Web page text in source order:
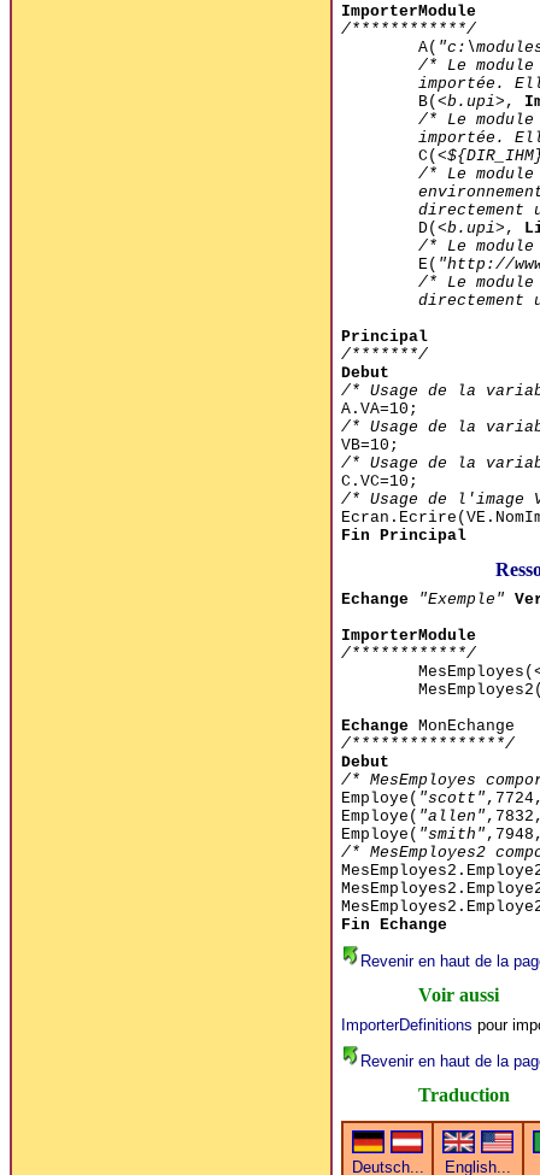
ImporterModule
/************/
A(
/* Le
importée.
B(<b.upi> ,
/* Le
importée.
C(
/* Le
D(<b.upi> ,
/* Le
E( "http://
/* Le
Principal
/*******/
Debut
/* Usage de la
A.VA=10;
/* Usage de la
VB=10;
/* Usage de la
C.VC=10;
/* Usage de l'image
Fin Principal
Echange "Exemple"
ImporterModule
/************/
EchangeMonEchange
/****************/
Debut
/* MesEmployes
Employe( "scott"
Employe( "allen"
Employe( "smith"
/* MesEmployes2
Fin Echange
Revenir en haut de la
Voir aussi
ImporterDefinitions pour
Revenir en haut de la
Traduction